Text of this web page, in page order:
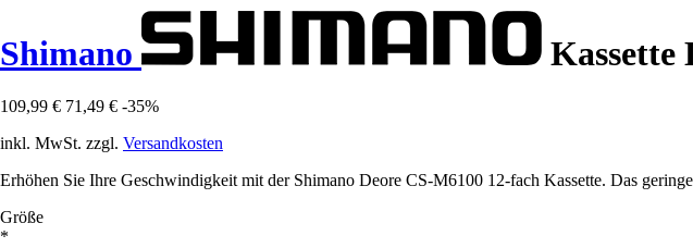
Shimano Kassette
109,99 € 71,49 € -35%
inkl. MwSt. zzgl. Versandkosten
Erhöhen Sie Ihre Geschwindigkeit mit der Shimano Deore CS-M6100 12-fach Kassette. Das
Größe
*